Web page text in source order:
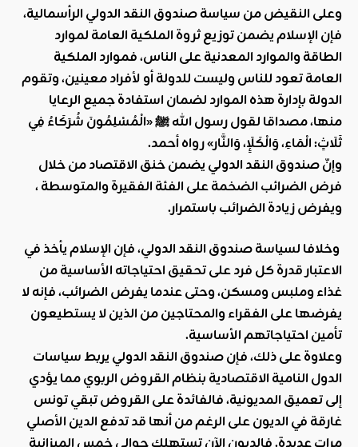
وعلى النقيض من سياسة صندوق النقد الدولي الرأسمالية،
فإن الإسلام يضمن توزيع ثروة الملكية العامة لموارد
الطاقة والموارد المعدنية على الناس، فموارد الملكية
العامة تعود للناس وليست للدولة أو لأفراد معينين، وتقوم
الدولة بإدارة هذه الموارد لضمان استفادة جميع الرعايا
منها، مصداقا لقول رسول اللهﷺ«الْمُسْلِمُونَ شُرَكَاءُ فِي
ثَلَاثٍ: الْمَاءِ، وَالْكَلَإِ، وَالنَّار» رواه أحمد.
وإنّ صندوق النقد الدولي يضمن خنق الاقتصاد من خلال
فرض الضرائب الضخمة على الفئة الفقيرة والمتوسطة ،
ويفرض زيادة الضرائب باستمرار.
وخلافا لسياسة صندوق النقد الدولي، فإن الإسلام يأخذ في
الاعتبار قدرة كل فرد على تحقيق احتياجاته الأساسية من
غذاء وملبس ومسكن، وحتى عندما يفرض الضرائب، فإنه لا
يفرضها على الفقراء والمحتاجين من الذين لا يستطيعون
تأمين احتياجاتهم الأساسية.
وعلاوة على ذلك، فإن صندوق النقد الدولي يربط سياسات
الدول النامية الاقتصادية بنظام القروض الربوي مما يؤدي
إلى تعميق المديونية، فالفائدة على القروض تبقي تونس
غارقة في الديون على الرغم من أنها قد تدفع الدين الأصلي